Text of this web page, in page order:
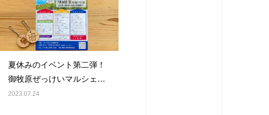
夏休みのイベント第二弾！
御牧原ぜっけいマルシェに
出店します
2023.07.24